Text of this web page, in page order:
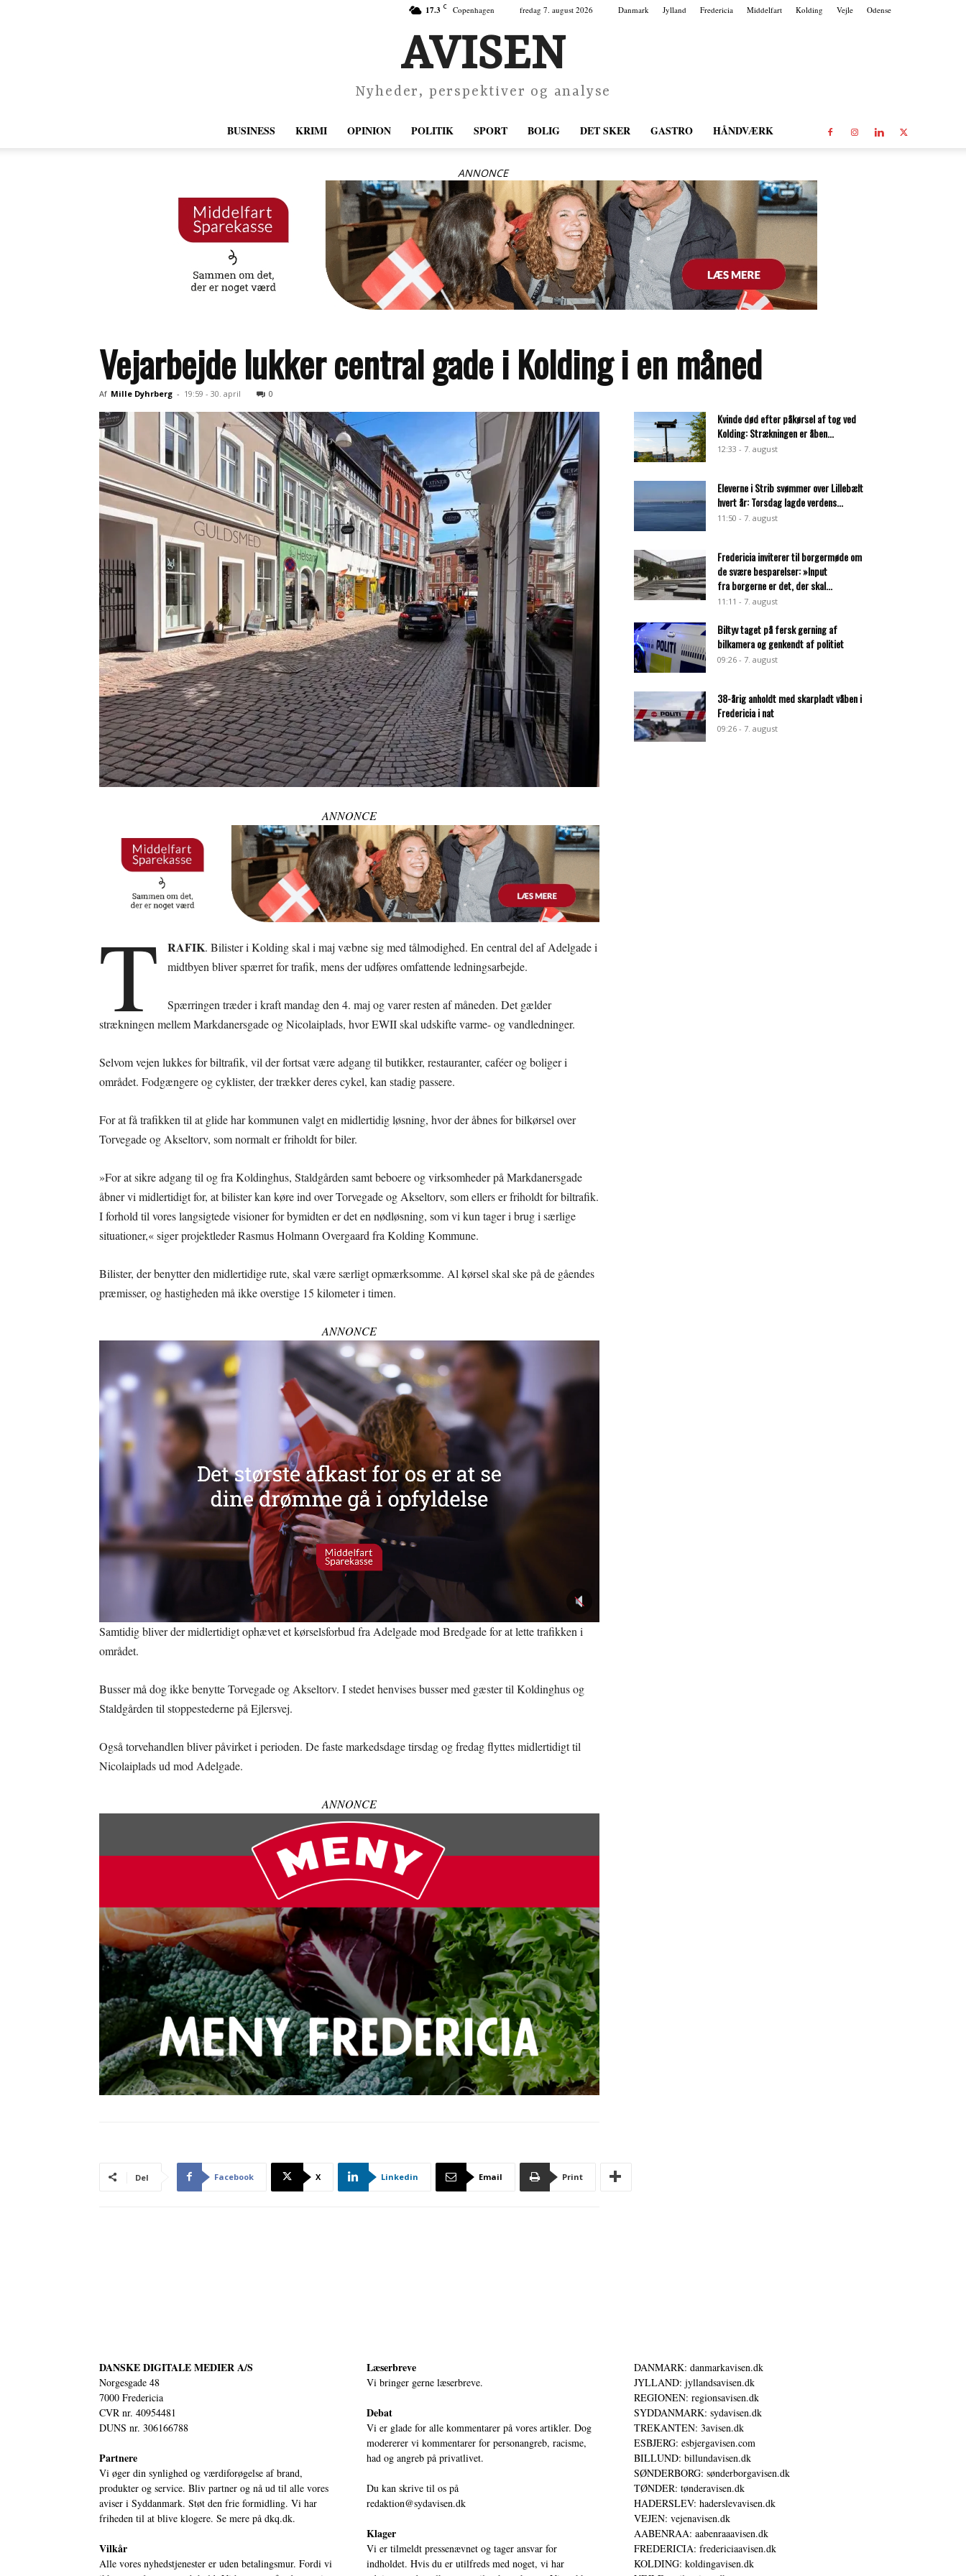
17.3 C Copenhagen fredag 7. august 2026 Danmark Jylland Fredericia Middelfart Kolding Vejle Odense
AVISEN
Nyheder, perspektiver og analyse
BUSINESS KRIMI OPINION POLITIK SPORT BOLIG DET SKER GASTRO HÅNDVÆRK
ANNONCE
Vejarbejde lukker central gade i Kolding i en måned
Af Mille Dyhrberg - 19:59 - 30. april 0
ANNONCE
T RAFIK. Bilister i Kolding skal i maj væbne sig med tålmodighed. En central del af Adelgade i
midtbyen bliver spærret for trafik, mens der udføres omfattende ledningsarbejde.
Spærringen træder i kraft mandag den 4. maj og varer resten af måneden. Det gælder
strækningen mellem Markdanersgade og Nicolaiplads, hvor EWII skal udskifte varme- og vandledninger.
Selvom vejen lukkes for biltrafik, vil der fortsat være adgang til butikker, restauranter, caféer og boliger i
området. Fodgængere og cyklister, der trækker deres cykel, kan stadig passere.
For at få trafikken til at glide har kommunen valgt en midlertidig løsning, hvor der åbnes for bilkørsel over
Torvegade og Akseltorv, som normalt er friholdt for biler.
»For at sikre adgang til og fra Koldinghus, Staldgården samt beboere og virksomheder på Markdanersgade
åbner vi midlertidigt for, at bilister kan køre ind over Torvegade og Akseltorv, som ellers er friholdt for biltrafik.
I forhold til vores langsigtede visioner for bymidten er det en nødløsning, som vi kun tager i brug i særlige
situationer,« siger projektleder Rasmus Holmann Overgaard fra Kolding Kommune.
Bilister, der benytter den midlertidige rute, skal være særligt opmærksomme. Al kørsel skal ske på de gåendes
præmisser, og hastigheden må ikke overstige 15 kilometer i timen.
ANNONCE
Samtidig bliver der midlertidigt ophævet et kørselsforbud fra Adelgade mod Bredgade for at lette trafikken i
området.
Busser må dog ikke benytte Torvegade og Akseltorv. I stedet henvises busser med gæster til Koldinghus og
Staldgården til stoppestederne på Ejlersvej.
Også torvehandlen bliver påvirket i perioden. De faste markedsdage tirsdag og fredag flyttes midlertidigt til
Nicolaiplads ud mod Adelgade.
ANNONCE
Del Facebook X Linkedin Email Print
Kvinde død efter påkørsel af tog ved
Kolding: Strækningen er åben...
12:33 - 7. august
Eleverne i Strib svømmer over Lillebælt
hvert år: Torsdag lagde verdens...
11:50 - 7. august
Fredericia inviterer til borgermøde om
de svære besparelser: »Input
fra borgerne er det, der skal...
11:11 - 7. august
Biltyv taget på fersk gerning af
bilkamera og genkendt af politiet
09:26 - 7. august
38-årig anholdt med skarpladt våben i
Fredericia i nat
09:26 - 7. august
DANSKE DIGITALE MEDIER A/S
Norgesgade 48
7000 Fredericia
CVR nr. 40954481
DUNS nr. 306166788
Partnere
Vi øger din synlighed og værdiforøgelse af brand,
produkter og service. Bliv partner og nå ud til alle vores
aviser i Syddanmark. Støt den frie formidling. Vi har
friheden til at blive klogere. Se mere på dkq.dk.
Vilkår
Alle vores nyhedstjenester er uden betalingsmur. Fordi vi
Læserbreve
Vi bringer gerne læserbreve.
Debat
Vi er glade for alle kommentarer på vores artikler. Dog
modererer vi kommentarer for personangreb, racisme,
had og angreb på privatlivet.
Du kan skrive til os på
redaktion@sydavisen.dk
Klager
Vi er tilmeldt pressenævnet og tager ansvar for
indholdet. Hvis du er utilfreds med noget, vi har
DANMARK: danmarkavisen.dk
JYLLAND: jyllandsavisen.dk
REGIONEN: regionsavisen.dk
SYDDANMARK: sydavisen.dk
TREKANTEN: 3avisen.dk
ESBJERG: esbjergavisen.com
BILLUND: billundavisen.dk
SØNDERBORG: sønderborgavisen.dk
TØNDER: tønderavisen.dk
HADERSLEV: haderslevavisen.dk
VEJEN: vejenavisen.dk
AABENRAA: aabenraaavisen.dk
FREDERICIA: fredericiaavisen.dk
KOLDING: koldingavisen.dk